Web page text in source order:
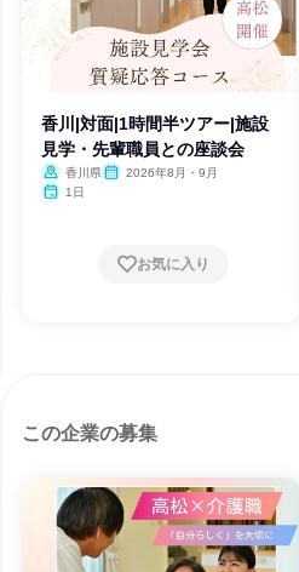
香川|対面|1時間半ツアー|施設
見学・先輩職員との座談会
香川県
2026年8月・9月
1日
お気に入り
この企業の募集